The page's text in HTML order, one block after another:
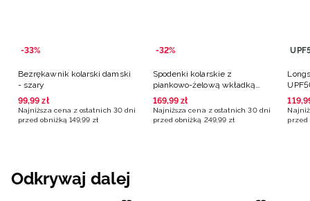
-33%
Bezrękawnik kolarski damski
- szary
99,99 zł
Najniższa cena z ostatnich 30 dni
przed obniżką 149,99 zł
-32%
Spodenki kolarskie z
piankowo-żelową wkładką
damskie - czarne
169,99 zł
Najniższa cena z ostatnich 30 dni
przed obniżką 249,99 zł
119,
przed
Odkrywaj dalej